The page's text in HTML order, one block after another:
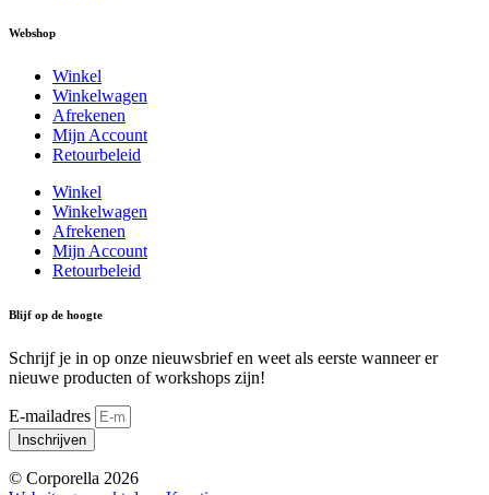
Webshop
Winkel
Winkelwagen
Afrekenen
Mijn Account
Retourbeleid
Winkel
Winkelwagen
Afrekenen
Mijn Account
Retourbeleid
Blijf op de hoogte
Schrijf je in op onze nieuwsbrief en weet als eerste wanneer er
nieuwe producten of workshops zijn!
E-mailadres
Inschrijven
© Corporella 2026